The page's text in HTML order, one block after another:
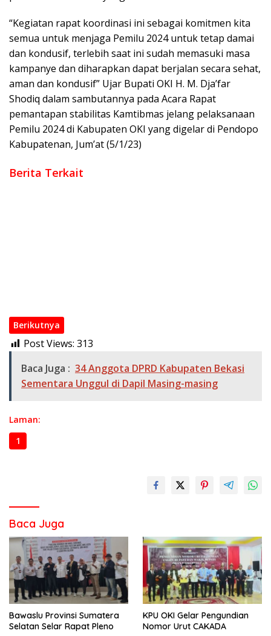
“Kegiatan rapat koordinasi ini sebagai komitmen kita
semua untuk menjaga Pemilu 2024 untuk tetap damai
dan kondusif, terlebih saat ini sudah memasuki masa
kampanye dan diharapkan dapat berjalan secara sehat,
aman dan kondusif” Ujar Bupati OKI H. M. Dja’far
Shodiq dalam sambutannya pada Acara Rapat
pemantapan stabilitas Kamtibmas jelang pelaksanaan
Pemilu 2024 di Kabupaten OKI yang digelar di Pendopo
Kabupatenan, Jum’at (5/1/23)
Berita Terkait
Berikutnya
Post Views: 313
Baca Juga : 34 Anggota DPRD Kabupaten Bekasi
Sementara Unggul di Dapil Masing-masing
Laman:
1
Baca Juga
Bawaslu Provinsi Sumatera
Selatan Selar Rapat Pleno
KPU OKI Gelar Pengundian
Nomor Urut CAKADA